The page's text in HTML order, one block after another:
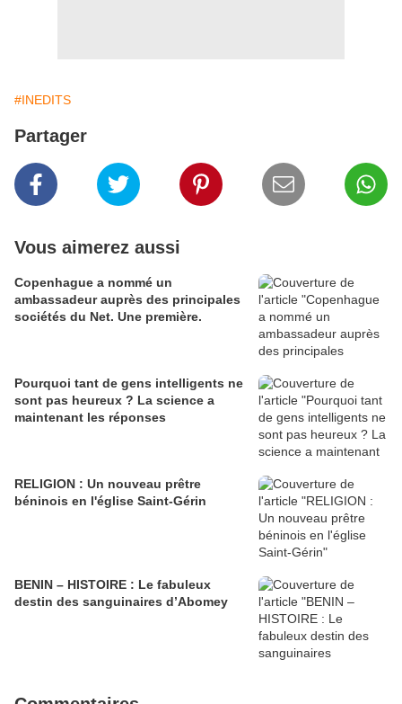
#INEDITS
Partager
Vous aimerez aussi
Copenhague a nommé un
ambassadeur auprès des principales
sociétés du Net. Une première.
Pourquoi tant de gens intelligents ne
sont pas heureux ? La science a
maintenant les réponses
RELIGION : Un nouveau prêtre
béninois en l'église Saint-Gérin
BENIN – HISTOIRE : Le fabuleux
destin des sanguinaires d’Abomey